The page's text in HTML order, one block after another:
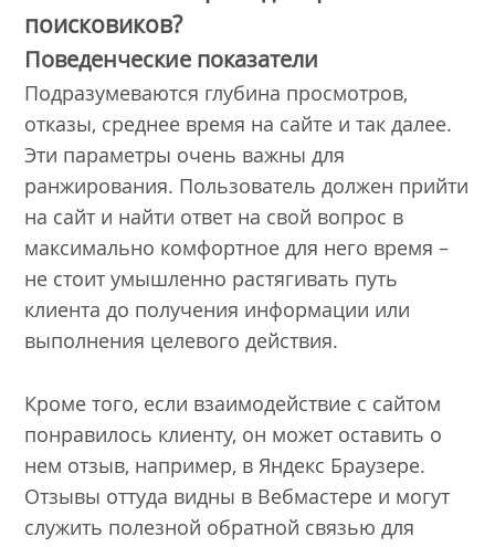
поисковиков?
Поведенческие показатели
Подразумеваются глубина просмотров,
отказы, среднее время на сайте и так далее.
Эти параметры очень важны для
ранжирования. Пользователь должен прийти
на сайт и найти ответ на свой вопрос в
максимально комфортное для него время –
не стоит умышленно растягивать путь
клиента до получения информации или
выполнения целевого действия.
Кроме того, если взаимодействие с сайтом
понравилось клиенту, он может оставить о
нем отзыв, например, в Яндекс Браузере.
Отзывы оттуда видны в Вебмастере и могут
служить полезной обратной связью для